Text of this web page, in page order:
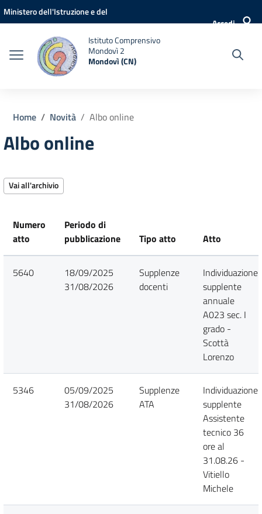
Vai ai contenuti
Vai al menu di navigazione
Vai al footer
Ministero dell'Istruzione e del
Accedi
Istituto Comprensivo
Mondovì 2
Mondovì (CN)
Home Novità Albo online
Albo online
Vai all'archivio
Numero
atto
Periodo di
pubblicazione
Tipo atto Atto
5640
18/09/2025
31/08/2026
Supplenze
docenti
Individuazione
supplente
annuale
A023 sec. I
grado -
Scottà
Lorenzo
5346
05/09/2025
31/08/2026
Supplenze
ATA
Individuazione
supplente
Assistente
tecnico 36
ore al
31.08.26 -
Vitiello
Michele